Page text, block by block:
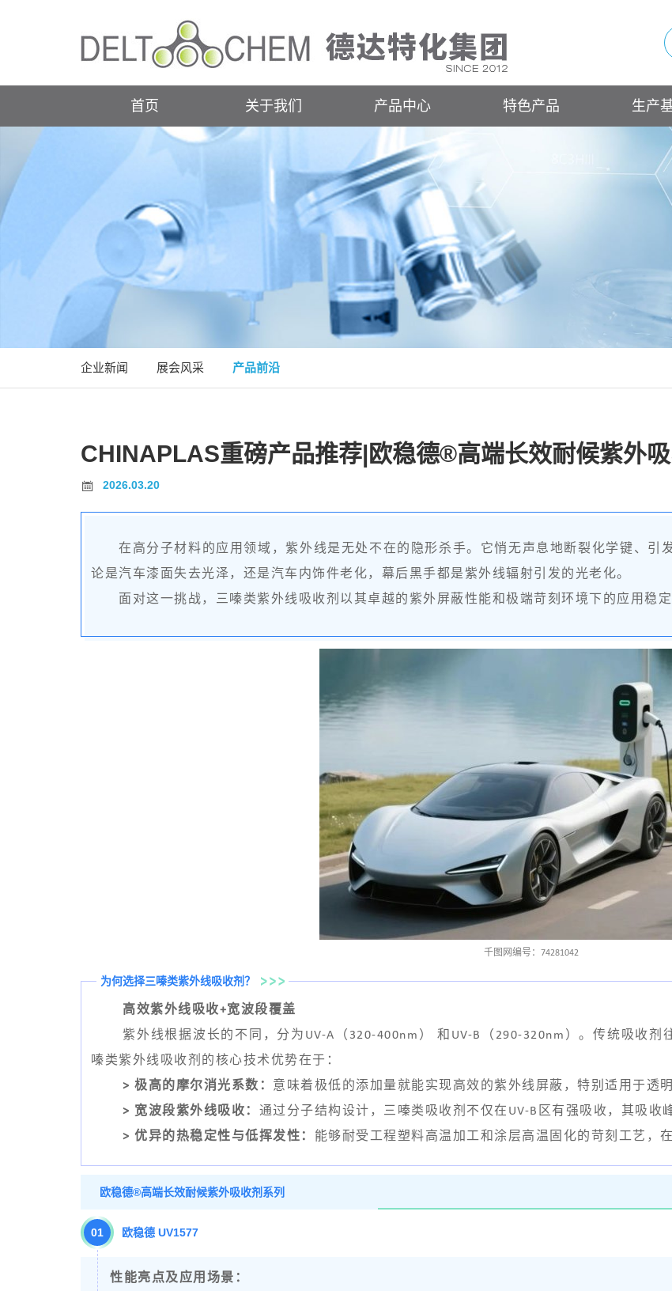
首页 关于我们 产品中心 特色产品 生产
企业新闻 展会风采 产品前沿
CHINAPLAS重磅产品推荐|欧稳德®高端长效耐候紫外吸
2026.03.20
在高分子材料的应用领域，紫外线是无处不在的隐形杀手。它悄无声息地断裂化学键、引
论是汽车漆面失去光泽，还是汽车内饰件老化，幕后黑手都是紫外线辐射引发的光老化。
面对这一挑战，三嗪类紫外线吸收剂以其卓越的紫外屏蔽性能和极端苛刻环境下的应用稳
千图网编号：74281042
为何选择三嗪类紫外线吸收剂？
高效紫外线吸收+宽波段覆盖
紫外线根据波长的不同，分为UV-A（320-400nm） 和UV-B（290-320nm）。传统吸收
嗪类紫外线吸收剂的核心技术优势在于：
> 极高的摩尔消光系数： 意味着极低的添加量就能实现高效的紫外线屏蔽，特别适用于透
> 宽波段紫外线吸收： 通过分子结构设计，三嗪类吸收剂不仅在UV-B区有强吸收，其吸收
> 优异的热稳定性与低挥发性： 能够耐受工程塑料高温加工和涂层高温固化的苛刻工艺，
欧稳德®高端长效耐候紫外吸收剂系列
01 欧稳德 UV1577
性能亮点及应用场景：